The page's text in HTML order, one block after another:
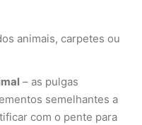
animais, carpetes ou
– as pulgas
semelhantes a
com o pente para